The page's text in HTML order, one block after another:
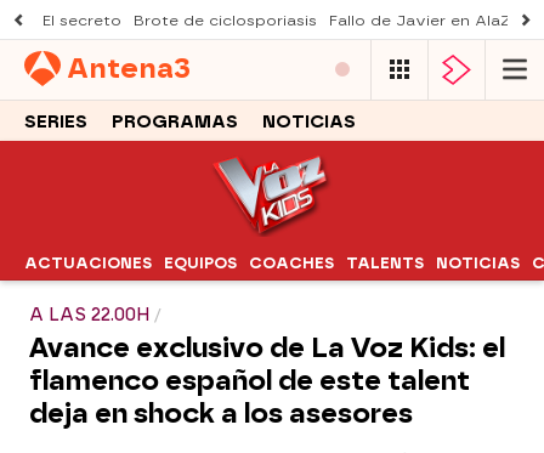
El secreto Brote de ciclosporiasis Fallo de Javier en AlaZ
Antena3
SERIES PROGRAMAS NOTICIAS
ACTUACIONES EQUIPOS COACHES TALENTS NOTICIAS
A LAS 22.00H
Avance exclusivo de La Voz Kids: el
flamenco español de este talent
deja en shock a los asesores